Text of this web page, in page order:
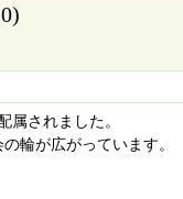
属されました。
輪が広がっています。